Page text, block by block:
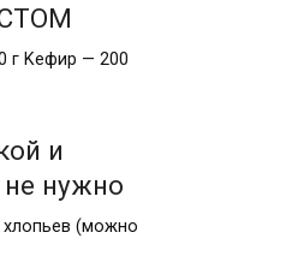
г Κeфиp — 200
и
не нужно
хлопьев (можно